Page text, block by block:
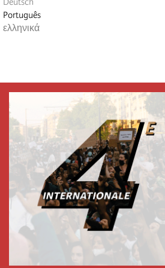
Português
ελληνικά